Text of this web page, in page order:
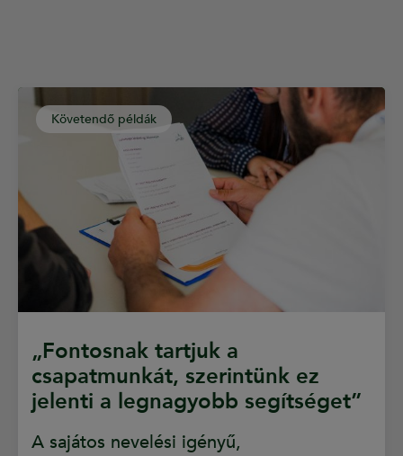
Követendő példák
„Fontosnak tartjuk a
csapatmunkát, szerintünk ez
jelenti a legnagyobb segítséget”
A sajátos nevelési igényű,